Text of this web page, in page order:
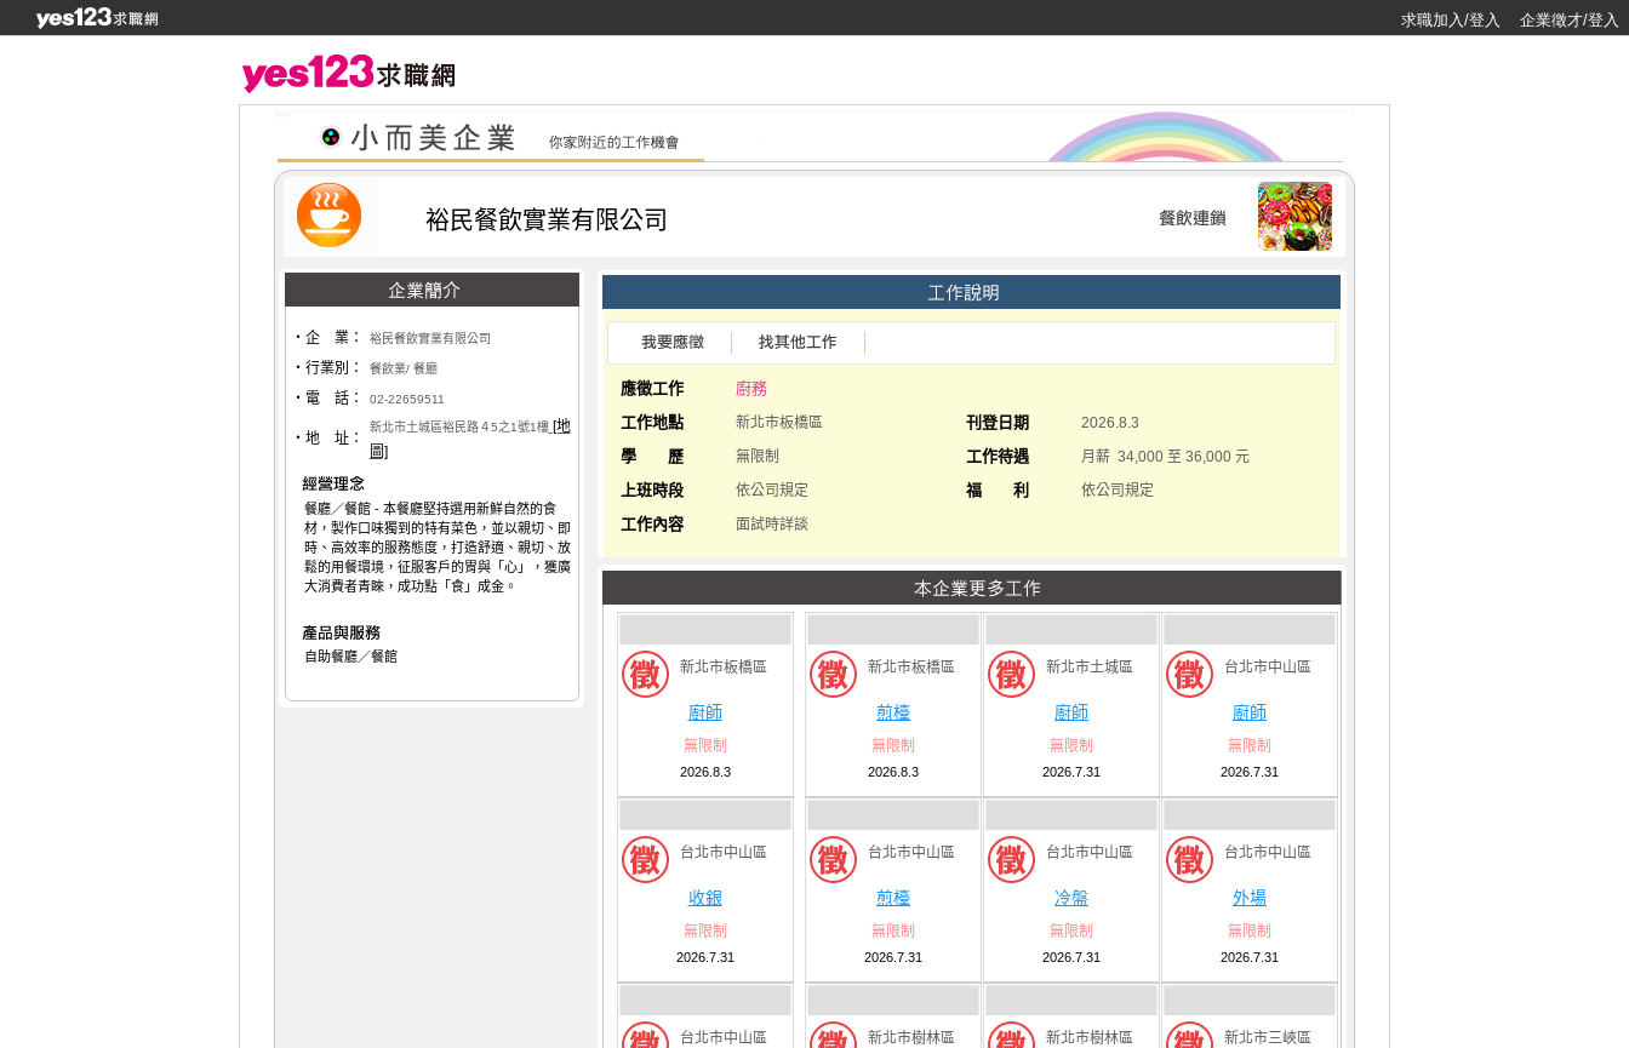
求職加入/登入 企業徵才/登入
裕民餐飲實業有限公司
‧企 業： 裕民餐飲實業有限公司
‧行業別： 餐飲業/ 餐廳
‧電 話： 02-22659511
‧地 址：
新北市土城區裕民路４5之1號1樓 [地
圖]
餐廳／餐館 - 本餐廳堅持選用新鮮自然的食
材，製作口味獨到的特有菜色，並以親切、即
時、高效率的服務態度，打造舒適、親切、放
鬆的用餐環境，征服客戶的胃與「心」，獲廣
大消費者青睞，成功點「食」成金。
自助餐廳／餐館
應徵工作
廚務
工作地點
新北市板橋區 刊登日期 2026.8.3
學 歷 無限制 工作待遇 月薪 34,000 至 36,000 元
上班時段 依公司規定 福 利 依公司規定
工作內容 面試時詳談
新北市板橋區
廚師
無限制
2026.8.3
新北市板橋區
煎檯
無限制
2026.8.3
新北市土城區
廚師
無限制
2026.7.31
台北市中山區
廚師
無限制
2026.7.31
台北市中山區
收銀
無限制
2026.7.31
台北市中山區
煎檯
無限制
2026.7.31
台北市中山區
冷盤
無限制
2026.7.31
台北市中山區
外場
無限制
2026.7.31
台北市中山區 新北市樹林區 新北市樹林區 新北市三峽區